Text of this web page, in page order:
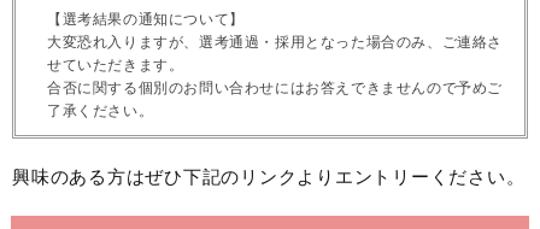
【選考結果の通知について】
大変恐れ入りますが、選考通過・採用となった場合のみ、ご連絡さ
せていただきます。
合否に関する個別のお問い合わせにはお答えできませんので予めご
了承ください。
興味のある方はぜひ下記のリンクよりエントリーください。